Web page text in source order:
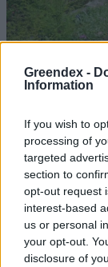
Greendex -
Information
If you wish to
processing of
targeted
section to
opt-out request
interest-based
us or personal
your opt-out.
disclosure of
Magyarország
is. A jó idő
a